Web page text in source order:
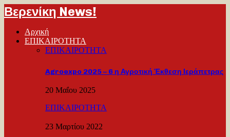
Βερενίκη News!
Αρχική
ΕΠΙΚΑΙΡΟΤΗΤΑ
ΕΠΙΚΑΙΡΟΤΗΤΑ
Agroexpo 2025 – 6 η Αγροτική Έκθεση Ιεράπετρας
20 Μαΐου 2025
ΕΠΙΚΑΙΡΟΤΗΤΑ
23 Μαρτίου 2022